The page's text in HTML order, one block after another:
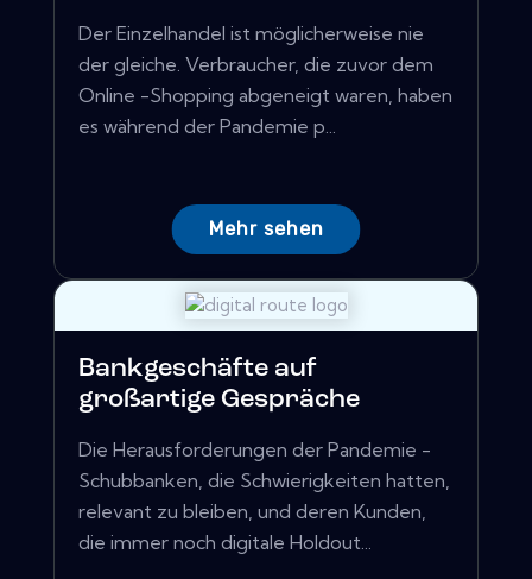
Der Einzelhandel ist möglicherweise nie
der gleiche. Verbraucher, die zuvor dem
Online -Shopping abgeneigt waren, haben
es während der Pandemie p...
Mehr sehen
Bankgeschäfte auf
großartige Gespräche
Die Herausforderungen der Pandemie -
Schubbanken, die Schwierigkeiten hatten,
relevant zu bleiben, und deren Kunden,
die immer noch digitale Holdout...